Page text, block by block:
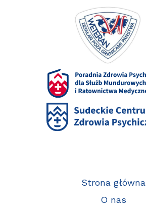
Strona główna
O nas